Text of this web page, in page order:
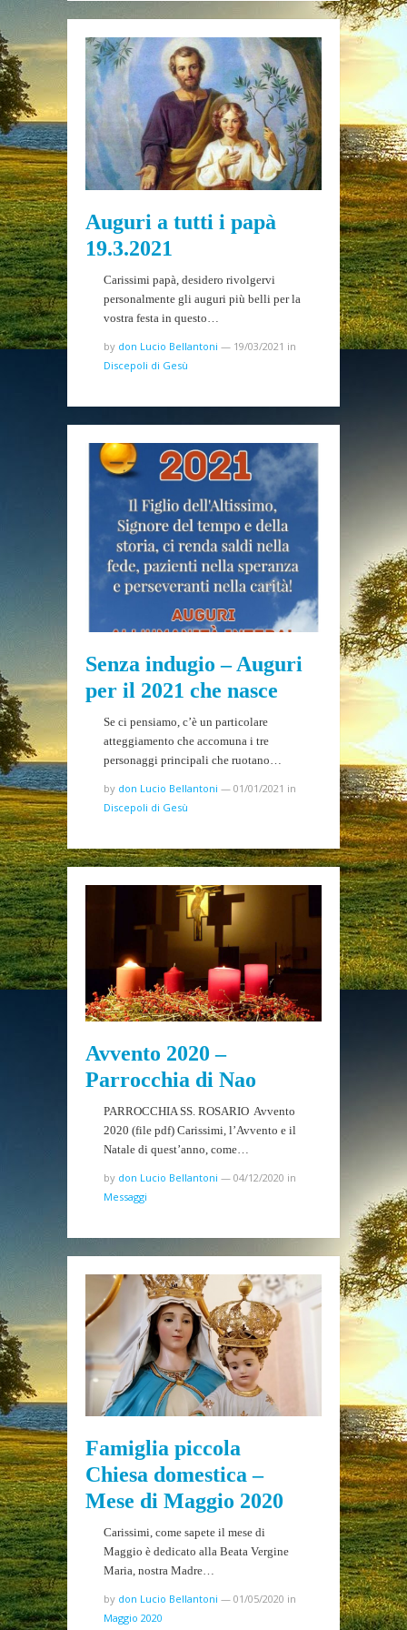
Auguri a tutti i papà
19.3.2021
Carissimi papà, desidero rivolgervi
personalmente gli auguri più belli per la
vostra festa in questo…
by don Lucio Bellantoni — 19/03/2021 in
Discepoli di Gesù
Senza indugio – Auguri
per il 2021 che nasce
Se ci pensiamo, c’è un particolare
atteggiamento che accomuna i tre
personaggi principali che ruotano…
by don Lucio Bellantoni — 01/01/2021 in
Discepoli di Gesù
Avvento 2020 –
Parrocchia di Nao
PARROCCHIA SS. ROSARIO Avvento
2020 (file pdf) Carissimi, l’Avvento e il
Natale di quest’anno, come…
by don Lucio Bellantoni — 04/12/2020 in
Messaggi
Famiglia piccola
Chiesa domestica –
Mese di Maggio 2020
Carissimi, come sapete il mese di
Maggio è dedicato alla Beata Vergine
Maria, nostra Madre…
by don Lucio Bellantoni — 01/05/2020 in
Maggio 2020